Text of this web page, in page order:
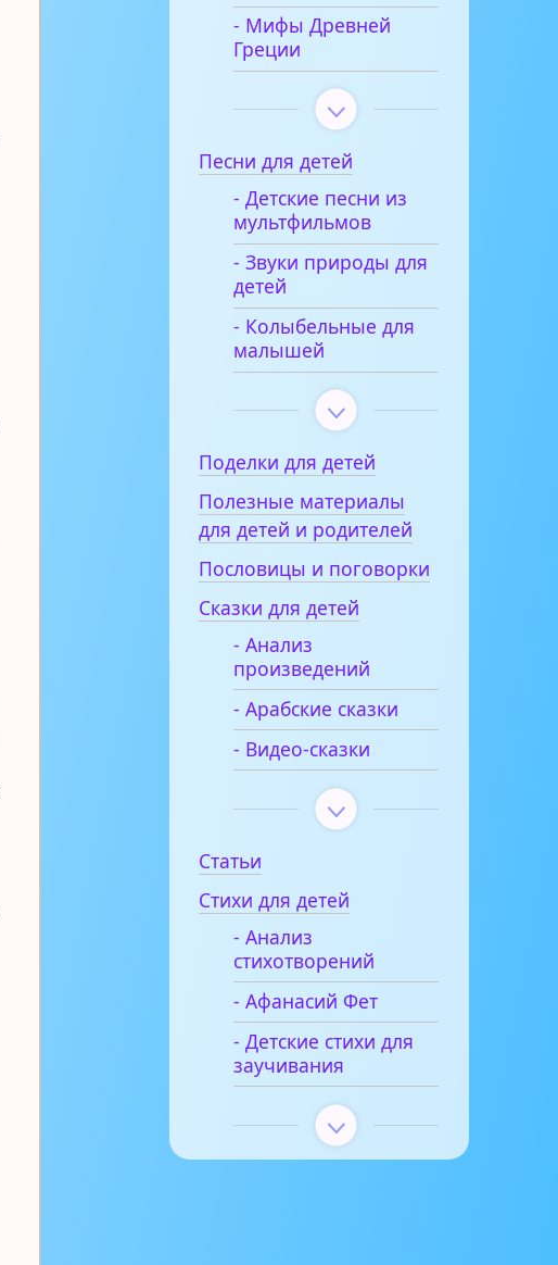
- Мифы Древней
Греции
Песни для детей
- Детские песни из
мультфильмов
- Звуки природы для
детей
- Колыбельные для
малышей
Поделки для детей
Полезные материалы
для детей и родителей
Пословицы и поговорки
Сказки для детей
- Анализ
произведений
- Арабские сказки
- Видео-сказки
Статьи
Стихи для детей
- Анализ
стихотворений
- Афанасий Фет
- Детские стихи для
заучивания